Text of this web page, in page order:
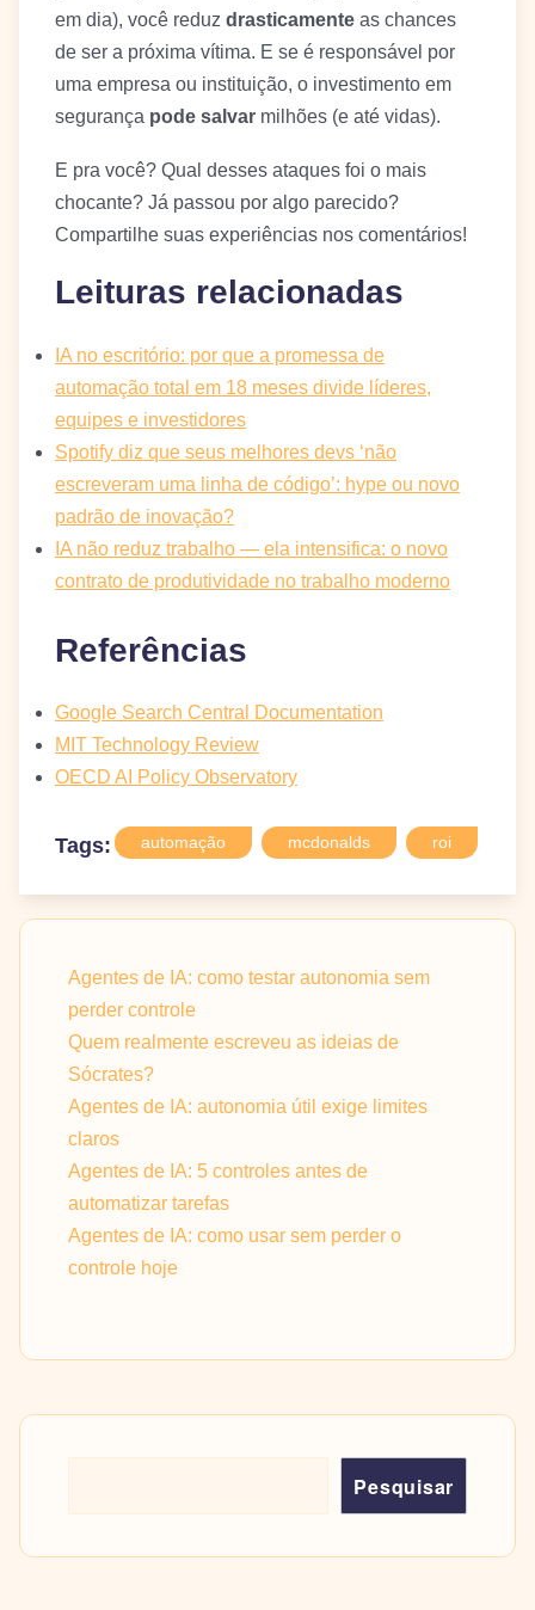
em dia), você reduz drasticamente as chances
de ser a próxima vítima. E se é responsável por
uma empresa ou instituição, o investimento em
segurança pode salvar milhões (e até vidas).
E pra você? Qual desses ataques foi o mais
chocante? Já passou por algo parecido?
Compartilhe suas experiências nos comentários!
Leituras relacionadas
IA no escritório: por que a promessa de
automação total em 18 meses divide líderes,
equipes e investidores
Spotify diz que seus melhores devs ‘não
escreveram uma linha de código’: hype ou novo
padrão de inovação?
IA não reduz trabalho — ela intensifica: o novo
contrato de produtividade no trabalho moderno
Referências
Google Search Central Documentation
MIT Technology Review
OECD AI Policy Observatory
Tags: automação mcdonalds roi
Agentes de IA: como testar autonomia sem
perder controle
Quem realmente escreveu as ideias de
Sócrates?
Agentes de IA: autonomia útil exige limites
claros
Agentes de IA: 5 controles antes de
automatizar tarefas
Agentes de IA: como usar sem perder o
controle hoje
Pesquisar